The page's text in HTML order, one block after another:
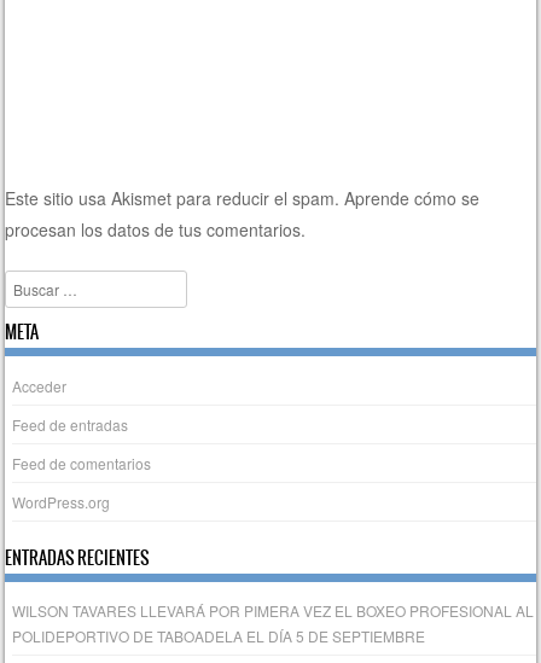
Este sitio usa Akismet para reducir el spam.Aprende cómo se
procesan los datos de tus comentarios.
Buscar
META
Acceder
Feed de entradas
Feed de comentarios
WordPress.org
ENTRADAS RECIENTES
WILSON TAVARES LLEVARÁ POR PIMERA VEZ EL BOXEO PROFESIONAL AL
POLIDEPORTIVO DE TABOADELA EL DÍA 5 DE SEPTIEMBRE